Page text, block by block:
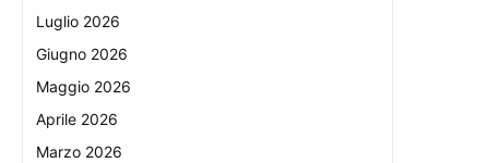
Luglio 2026
Giugno 2026
Maggio 2026
Aprile 2026
Marzo 2026